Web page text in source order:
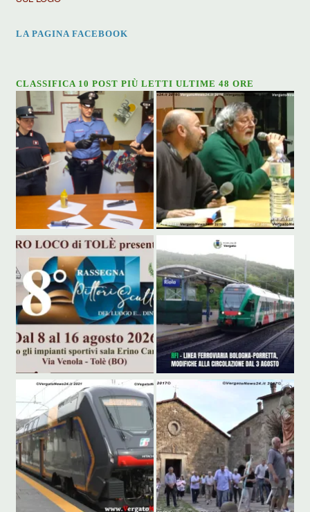
LA PAGINA FACEBOOK
CLASSIFICA 10 POST PIÙ LETTI ULTIME 48 ORE